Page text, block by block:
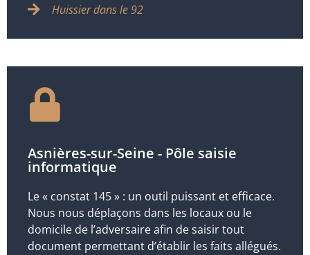
Huissier dans le 92
Asnières-sur-Seine - Pôle saisie
informatique
Le « constat 145 » : un outil puissant et efficace.
Nous nous déplaçons dans les locaux ou le
domicile de l’adversaire afin de saisir tout
document permettant d’établir les faits allégués.